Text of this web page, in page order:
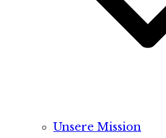
Unsere Mission